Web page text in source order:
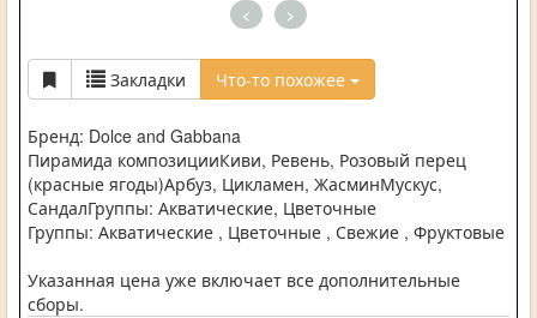
< >
Закладки Что-то похожее
Бренд: Dolce and Gabbana
Пирамида композицииКиви, Ревень, Розовый перец
(красные ягоды)Арбуз, Цикламен, ЖасминМускус,
СандалГруппы: Акватические, Цветочные
Группы: Акватические , Цветочные , Свежие , Фруктовые
Указанная цена уже включает все дополнительные
сборы.